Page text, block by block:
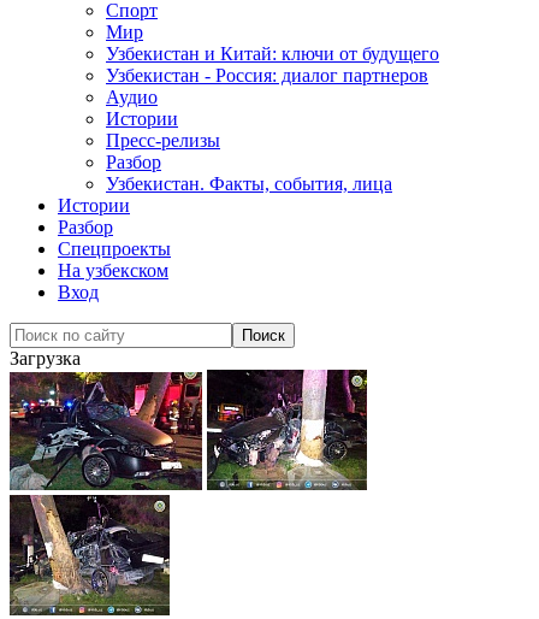
Спорт
Мир
Узбекистан и Китай: ключи от будущего
Узбекистан - Россия: диалог партнеров
Аудио
Истории
Пресс-релизы
Разбор
Узбекистан. Факты, события, лица
Истории
Разбор
Спецпроекты
На узбекском
Вход
Загрузка